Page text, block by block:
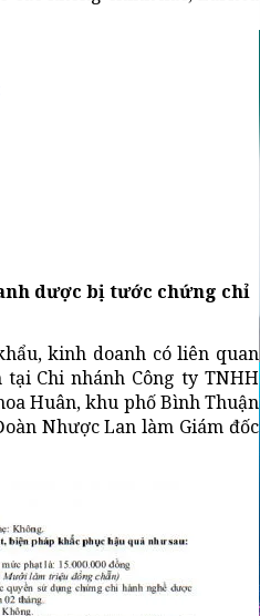
dược bị tước chứng chỉ
kinh doanh có liên quan
Chi nhánh Công ty TNHH
Huân, khu phố Bình Thuận
Nhược Lan làm Giám đốc